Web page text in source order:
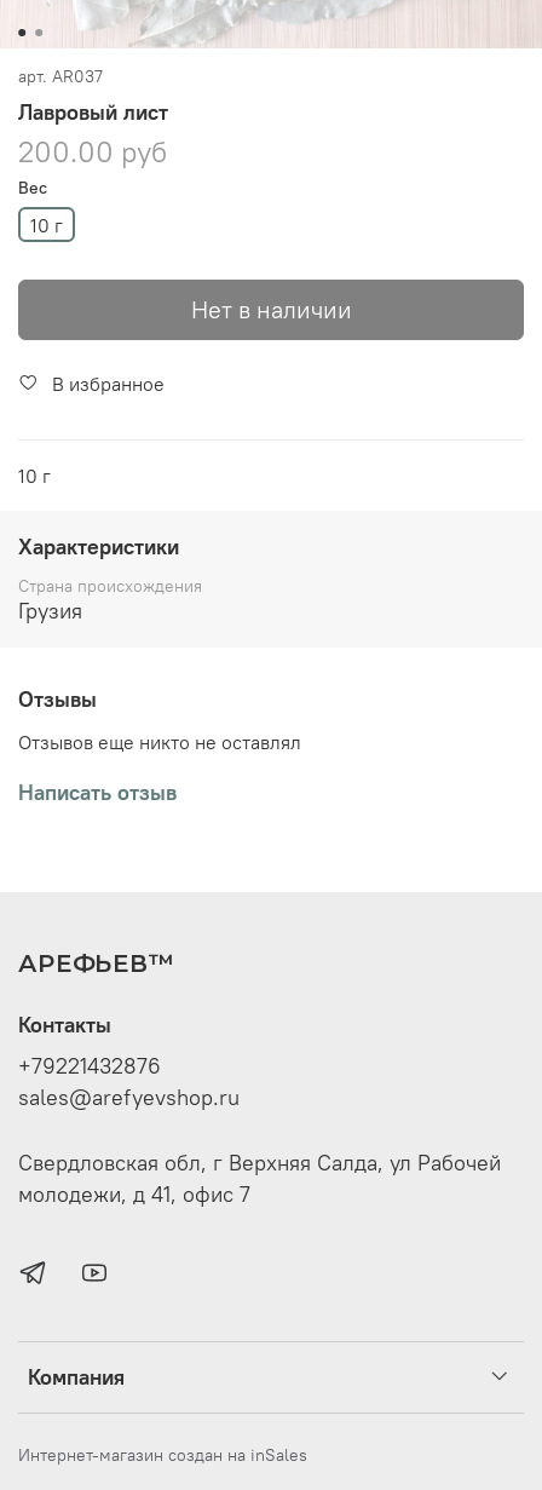
арт. AR037
Лавровый лист
200.00 руб
Вес
10 г
Нет в наличии
В избранное
10 г
Характеристики
Страна происхождения
Грузия
Отзывы
Отзывов еще никто не оставлял
Написать отзыв
АРЕФЬЕВ™
Компания
Контакты
+79221432876
sales@arefyevshop.ru
Свердловская обл, г Верхняя Салда, ул Рабочей
молодежи, д 41, офис 7
Интернет-магазин создан на inSales